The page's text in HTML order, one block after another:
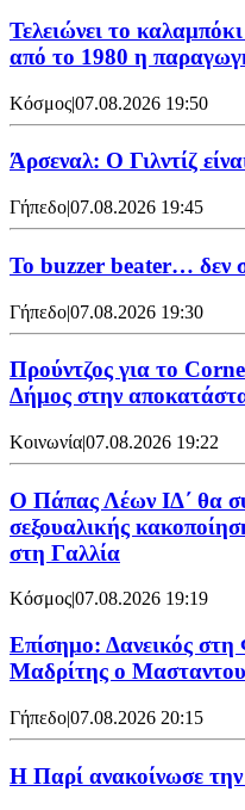
Τελειώνει το
από το 1980 η
Κόσμος|07.08.2026 19:50
Άρσεναλ: Ο Γιλντίζ
Γήπεδο|07.08.2026 19:45
Το buzzer beater… δεν
Γήπεδο|07.08.2026 19:30
Προύντζος για το
Δήμος στην
Κοινωνία|07.08.2026 19:22
Ο Πάπας Λέων ΙΔ΄ θα
σεξουαλικής
στη Γαλλία
Κόσμος|07.08.2026 19:19
Επίσημο: Δανεικός στη
Μαδρίτης ο
Γήπεδο|07.08.2026 20:15
Η Παρί ανακοίνωσε